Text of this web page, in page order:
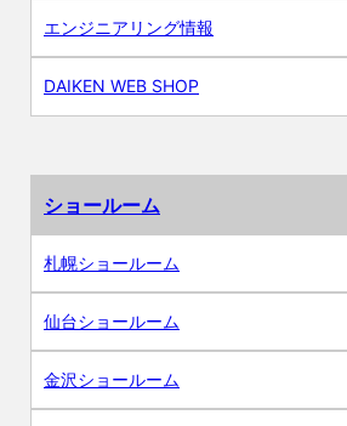
エンジニアリング情報
DAIKEN WEB SHOP
ショールーム
札幌ショールーム
仙台ショールーム
金沢ショールーム